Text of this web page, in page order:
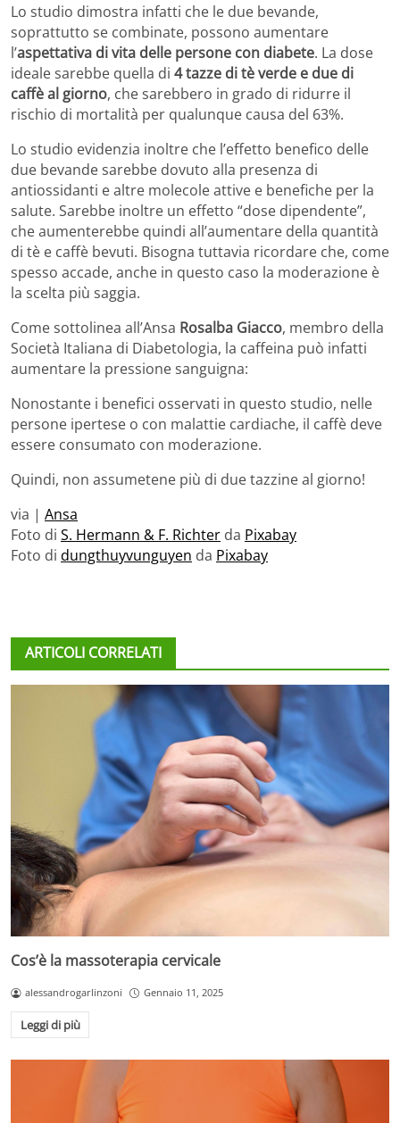
Lo studio dimostra infatti che le due bevande,
soprattutto se combinate, possono aumentare
l’aspettativa di vita delle persone con diabete. La dose
ideale sarebbe quella di 4 tazze di tè verde e due di
caffè al giorno, che sarebbero in grado di ridurre il
rischio di mortalità per qualunque causa del 63%.
Lo studio evidenzia inoltre che l’effetto benefico delle
due bevande sarebbe dovuto alla presenza di
antiossidanti e altre molecole attive e benefiche per la
salute. Sarebbe inoltre un effetto “dose dipendente”,
che aumenterebbe quindi all’aumentare della quantità
di tè e caffè bevuti. Bisogna tuttavia ricordare che, come
spesso accade, anche in questo caso la moderazione è
la scelta più saggia.
Come sottolinea all’Ansa Rosalba Giacco, membro della
Società Italiana di Diabetologia, la caffeina può infatti
aumentare la pressione sanguigna:
Nonostante i benefici osservati in questo studio, nelle
persone ipertese o con malattie cardiache, il caffè deve
essere consumato con moderazione.
Quindi, non assumetene più di due tazzine al giorno!
via | Ansa
Foto di S. Hermann & F. Richter da Pixabay
Foto di dungthuyvunguyen da Pixabay
ARTICOLI CORRELATI
Cos’è la massoterapia cervicale
alessandrogarlinzoni Gennaio 11, 2025
Leggi di più